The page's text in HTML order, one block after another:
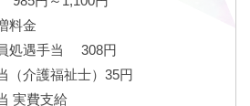
料金
処遇手当 308円
（介護福祉士）35円
実費支給